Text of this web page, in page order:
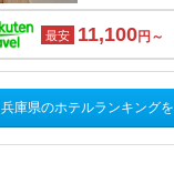
最安 11,100円～
兵庫県のホテルランキング